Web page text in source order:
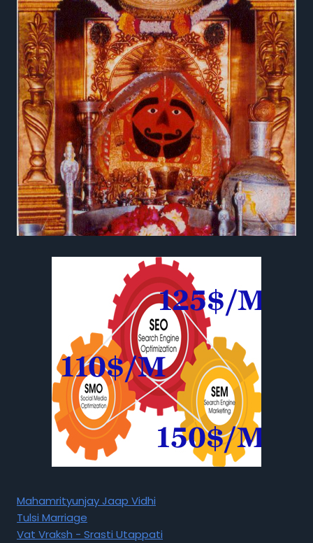
Mahamrityunjay Jaap Vidhi
Tulsi Marriage
Vat Vraksh - Srasti Utappati